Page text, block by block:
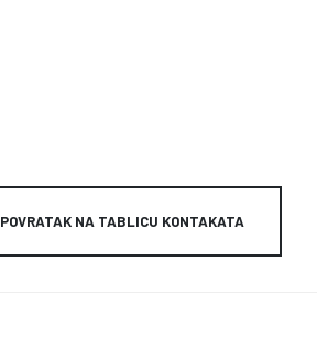
POVRATAK NA TABLICU KONTAKATA